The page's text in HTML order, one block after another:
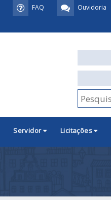
Ouvidoria
FAQ
Servidor Licitações